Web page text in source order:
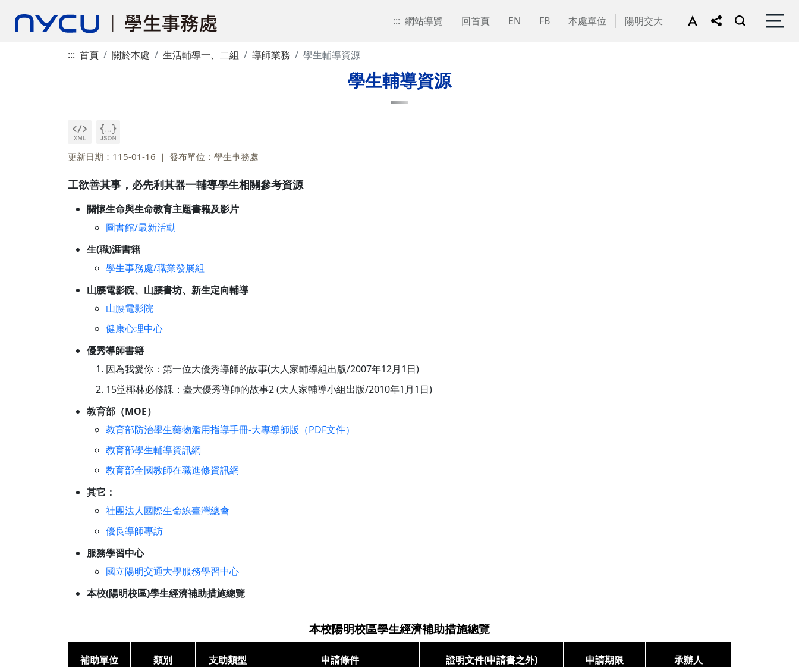
::: 網站導覽 回首頁 EN FB 本處單位 陽明交大
::: 首頁 關於本處 生活輔導一、二組 導師業務 學生輔導資源
學生輔導資源
更新日期：115-01-16 發布單位：學生事務處
工欲善其事，必先利其器一輔導學生相關參考資源
關懷生命與生命教育主題書籍及影片
圖書館/最新活動
生(職)涯書籍
學生事務處​​/職業發展組
山腰電影院、山腰書坊、新生定向輔導
山腰電影院
健康心理中心
優秀導師書籍
因為我愛你：第一位大優秀導師的故事(大人家輔導組出版/2007年12月1日)
15堂椰林必修課：臺大優秀導師的故事2 (大人家輔導小組出版/2010年1月1日)
教育部（MOE）
教育部防治學生藥物濫用指導手冊-大專導師版（PDF文件）
教育部學生輔導資訊網
教育部全國教師在職進修資訊網
其它：
社團法人國際生命線臺灣總會
優良導師專訪
服務學習中心
國立陽明交通大學服務學習中心
本校(陽明校區)學生經濟補助措施總覽
本校陽明校區學生經濟補助措施總覽
補助單位 類別 支助類型 申請條件 證明文件(申請書之外) 申請期限 承辦人